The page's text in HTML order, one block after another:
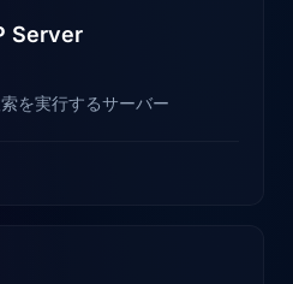
Server
を実行するサーバー